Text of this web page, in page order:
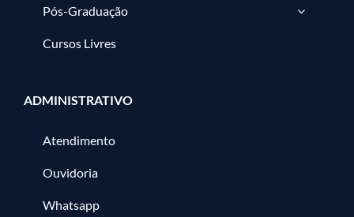
Pós-Graduação
Cursos Livres
ADMINISTRATIVO
Atendimento
Ouvidoria
Whatsapp